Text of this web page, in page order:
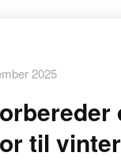
2025
til